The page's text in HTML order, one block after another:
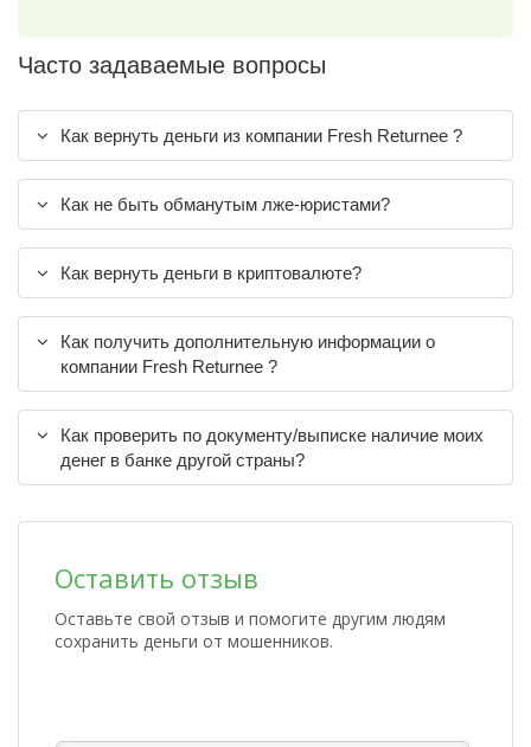
Часто задаваемые вопросы
Как вернуть деньги из компании Fresh Returnee ?
Как не быть обманутым лже-юристами?
Как вернуть деньги в криптовалюте?
Как получить дополнительную информации о
компании Fresh Returnee ?
Как проверить по документу/выписке наличие моих
денег в банке другой страны?
Оставить отзыв
Оставьте свой отзыв и помогите другим людям
сохранить деньги от мошенников.